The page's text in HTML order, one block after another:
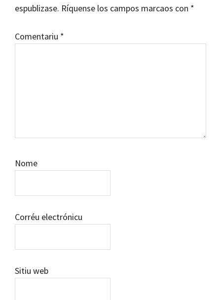
espublizase. Ríquense los campos marcaos con *
Comentariu *
Nome
Corréu electrónicu
Sitiu web